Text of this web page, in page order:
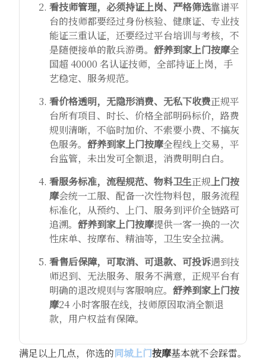
看技师管理，必须持证上岗、严格筛选靠谱平
台的技师都要经过身份核验、健康证、专业技
能证三重认证，还要经过平台培训与考核，不
是随便接单的散兵游勇。 舒养到家上门按摩全
国超 40000 名认证技师，全部持证上岗，手
艺稳定、服务规范。
看价格透明，无隐形消费、无私下收费正规平
台所有项目、时长、价格全部明码标价，路费
规则清晰，不临时加价、不索要小费、不搞灰
色服务。 舒养到家上门按摩全程线上交易，平
台监管，未出发可全额退，消费明明白白。
看服务标准，流程规范、物料卫生正规上门按
摩会统一工服、配备一次性物料包，服务流程
标准化，从预约、上门、服务到评价全链路可
追溯。 舒养到家上门按摩提供一客一换的一次
性床单、按摩布、精油等，卫生安全拉满。
看售后保障，可取消、可退款、可投诉遇到技
师迟到、无法服务、服务不满意，正规平台有
明确的退改规则与客服响应。 舒养到家上门按
摩24 小时客服在线，技师原因取消全额退
款，用户权益有保障。
满足以上几点，你选的同城上门按摩基本就不会踩雷。